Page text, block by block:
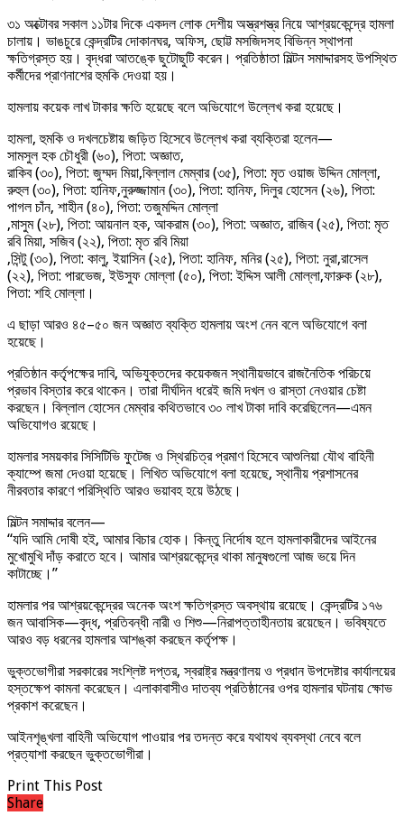
৩১ অক্টোবর সকাল ১১টার দিকে একদল লোক দেশীয় অস্ত্রশস্ত্র নিয়ে আশ্রয়কেন্দ্রে হামলা
চালায়। ভাঙচুরে কেন্দ্রটির দোকানঘর, অফিস, ছোট্ট মসজিদসহ বিভিন্ন স্থাপনা
ক্ষতিগ্রস্ত হয়। বৃদ্ধরা আতঙ্কে ছুটোছুটি করেন। প্রতিষ্ঠাতা মিল্টন সমাদ্দারসহ উপস্থিত
কর্মীদের প্রাণনাশের হুমকি দেওয়া হয়।
হামলায় কয়েক লাখ টাকার ক্ষতি হয়েছে বলে অভিযোগে উল্লেখ করা হয়েছে।
হামলা, হুমকি ও দখলচেষ্টায় জড়িত হিসেবে উল্লেখ করা ব্যক্তিরা হলেন—
সামসুল হক চৌধুরী (৬০), পিতা: অজ্ঞাত,
রাকিব (৩০), পিতা: জুম্মদ মিয়া,বিল্লাল মেম্বার (৩৫), পিতা: মৃত ওয়াজ উদ্দিন মোল্লা,
রুহুল (৩০), পিতা: হানিফ,নুরুজ্জামান (৩০), পিতা: হানিফ, দিলুর হোসেন (২৬), পিতা:
পাগল চাঁন, শাহীন (৪০), পিতা: তজুমদ্দিন মোল্লা
,মাসুম (২৮), পিতা: আয়নাল হক, আকরাম (৩০), পিতা: অজ্ঞাত, রাজিব (২৫), পিতা: মৃত
রবি মিয়া, সজিব (২২), পিতা: মৃত রবি মিয়া
,সিন্টু (৩০), পিতা: কালু, ইয়াসিন (২৫), পিতা: হানিফ, মনির (২৫), পিতা: নুরা,রাসেল
(২২), পিতা: পারভেজ, ইউসুফ মোল্লা (৫০), পিতা: ইদ্দিস আলী মোল্লা,ফারুক (২৮),
পিতা: শহি মোল্লা।
এ ছাড়া আরও ৪৫–৫০ জন অজ্ঞাত ব্যক্তি হামলায় অংশ নেন বলে অভিযোগে বলা
হয়েছে।
প্রতিষ্ঠান কর্তৃপক্ষের দাবি, অভিযুক্তদের কয়েকজন স্থানীয়ভাবে রাজনৈতিক পরিচয়ে
প্রভাব বিস্তার করে থাকেন। তারা দীর্ঘদিন ধরেই জমি দখল ও রাস্তা নেওয়ার চেষ্টা
করছেন। বিল্লাল হোসেন মেম্বার কথিতভাবে ৩০ লাখ টাকা দাবি করেছিলেন—এমন
অভিযোগও রয়েছে।
হামলার সময়কার সিসিটিভি ফুটেজ ও স্থিরচিত্র প্রমাণ হিসেবে আশুলিয়া যৌথ বাহিনী
ক্যাম্পে জমা দেওয়া হয়েছে। লিখিত অভিযোগে বলা হয়েছে, স্থানীয় প্রশাসনের
নীরবতার কারণে পরিস্থিতি আরও ভয়াবহ হয়ে উঠছে।
মিল্টন সমাদ্দার বলেন—
“যদি আমি দোষী হই, আমার বিচার হোক। কিন্তু নির্দোষ হলে হামলাকারীদের আইনের
মুখোমুখি দাঁড় করাতে হবে। আমার আশ্রয়কেন্দ্রে থাকা মানুষগুলো আজ ভয়ে দিন
কাটাচ্ছে।”
হামলার পর আশ্রয়কেন্দ্রের অনেক অংশ ক্ষতিগ্রস্ত অবস্থায় রয়েছে। কেন্দ্রটির ১৭৬
জন আবাসিক—বৃদ্ধ, প্রতিবন্ধী নারী ও শিশু—নিরাপত্তাহীনতায় রয়েছেন। ভবিষ্যতে
আরও বড় ধরনের হামলার আশঙ্কা করছেন কর্তৃপক্ষ।
ভুক্তভোগীরা সরকারের সংশ্লিষ্ট দপ্তর, স্বরাষ্ট্র মন্ত্রণালয় ও প্রধান উপদেষ্টার কার্যালয়ের
হস্তক্ষেপ কামনা করেছেন। এলাকাবাসীও দাতব্য প্রতিষ্ঠানের ওপর হামলার ঘটনায় ক্ষোভ
প্রকাশ করেছেন।
আইনশৃঙ্খলা বাহিনী অভিযোগ পাওয়ার পর তদন্ত করে যথাযথ ব্যবস্থা নেবে বলে
প্রত্যাশা করছেন ভুক্তভোগীরা।
Print This Post
Share